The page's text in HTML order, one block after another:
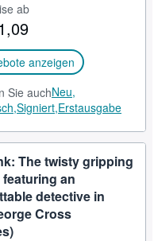
ab
anzeigen
Sie auchNeu,
Signiert,Erstausgabe
The twisty gripping
an
detective in
Cross